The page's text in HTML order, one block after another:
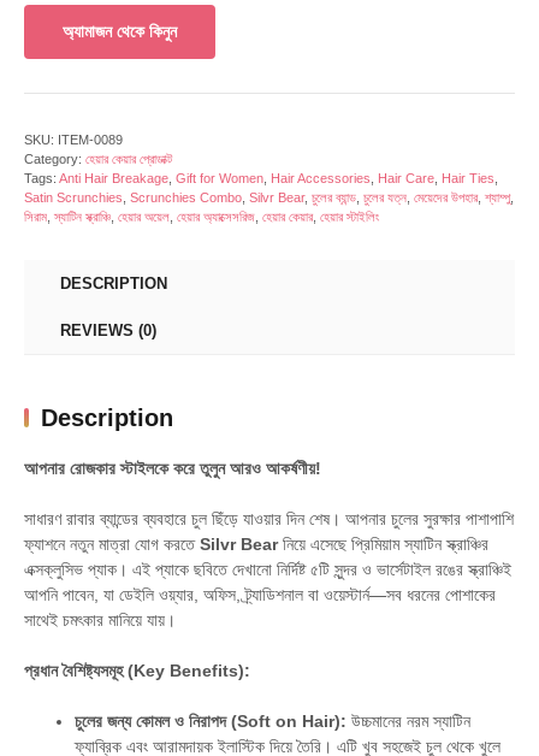
অ্যামাজন থেকে কিনুন
SKU: ITEM-0089
Category: হেয়ার কেয়ার প্রোডাক্ট
Tags: Anti Hair Breakage Gift for Women Hair Accessories Hair Care Hair Ties
Satin Scrunchies Scrunchies Combo Silvr Bear, চুলের ব্যান্ড চুলের যত্ন মেয়েদের উপহার, শ্যাম্পু,
সিরাম স্যাটিন স্ক্রাঞ্চি হেয়ার অয়েল হেয়ার অ্যাক্সেসরিজ হেয়ার কেয়ার, হেয়ার স্টাইলিং
DESCRIPTION
REVIEWS (0)
Description
আপনার রোজকার স্টাইলকে করে তুলুন আরও আকর্ষণীয়!
সাধারণ রাবার ব্যান্ডের ব্যবহারে চুল ছিঁড়ে যাওয়ার দিন শেষ। আপনার চুলের সুরক্ষার পাশাপাশি
ফ্যাশনে নতুন মাত্রা যোগ করতেSilvr Bearনিয়ে এসেছে প্রিমিয়াম স্যাটিন স্ক্রাঞ্চির
এক্সক্লুসিভ প্যাক। এই প্যাকে ছবিতে দেখানো নির্দিষ্ট ৫টি সুন্দর ও ভার্সেটাইল রঙের স্ক্রাঞ্চিই
আপনি পাবেন, যা ডেইলি ওয়্যার, অফিস, ট্র্যাডিশনাল বা ওয়েস্টার্ন—সব ধরনের পোশাকের
সাথেই চমৎকার মানিয়ে যায়।
প্রধান বৈশিষ্ট্যসমূহ (Key Benefits):
চুলের জন্য কোমল ও নিরাপদ (Soft on Hair): উচ্চমানের নরম স্যাটিন
ফ্যাব্রিক এবং আরামদায়ক ইলাস্টিক দিয়ে তৈরি। এটি খুব সহজেই চুল থেকে খুলে